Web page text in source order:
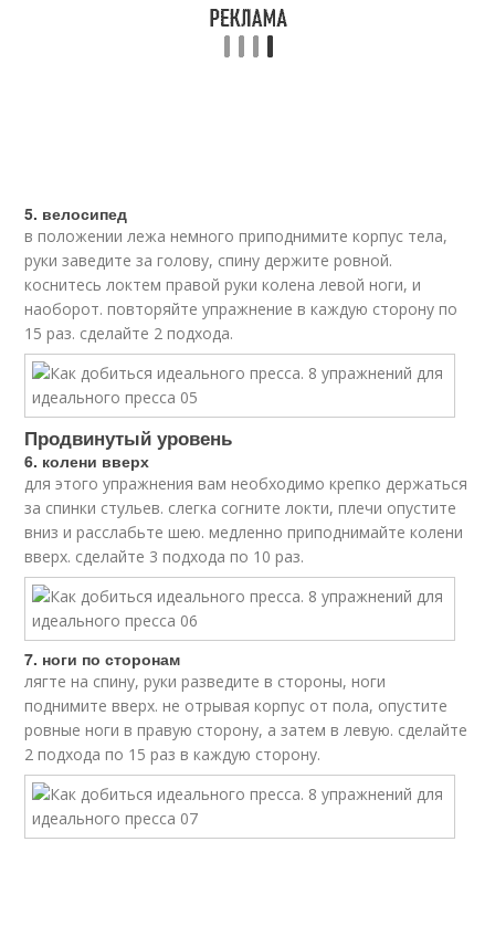
5. велосипед
в положении лежа немного приподнимите корпус тела,
руки заведите за голову, спину держите ровной.
коснитесь локтем правой руки колена левой ноги, и
наоборот. повторяйте упражнение в каждую сторону по
15 раз. сделайте 2 подхода.
Продвинутый уровень
6. колени вверх
для этого упражнения вам необходимо крепко держаться
за спинки стульев. слегка согните локти, плечи опустите
вниз и расслабьте шею. медленно приподнимайте колени
вверх. сделайте 3 подхода по 10 раз.
7. ноги по сторонам
лягте на спину, руки разведите в стороны, ноги
поднимите вверх. не отрывая корпус от пола, опустите
ровные ноги в правую сторону, а затем в левую. сделайте
2 подхода по 15 раз в каждую сторону.